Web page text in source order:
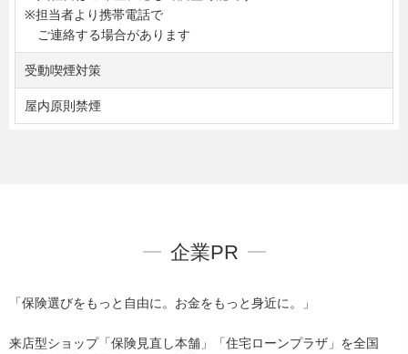
※担当者より携帯電話で
ご連絡する場合があります
受動喫煙対策
屋内原則禁煙
企業PR
「保険選びをもっと自由に。お金をもっと身近に。」
来店型ショップ「保険見直し本舗」「住宅ローンプラザ」を全国